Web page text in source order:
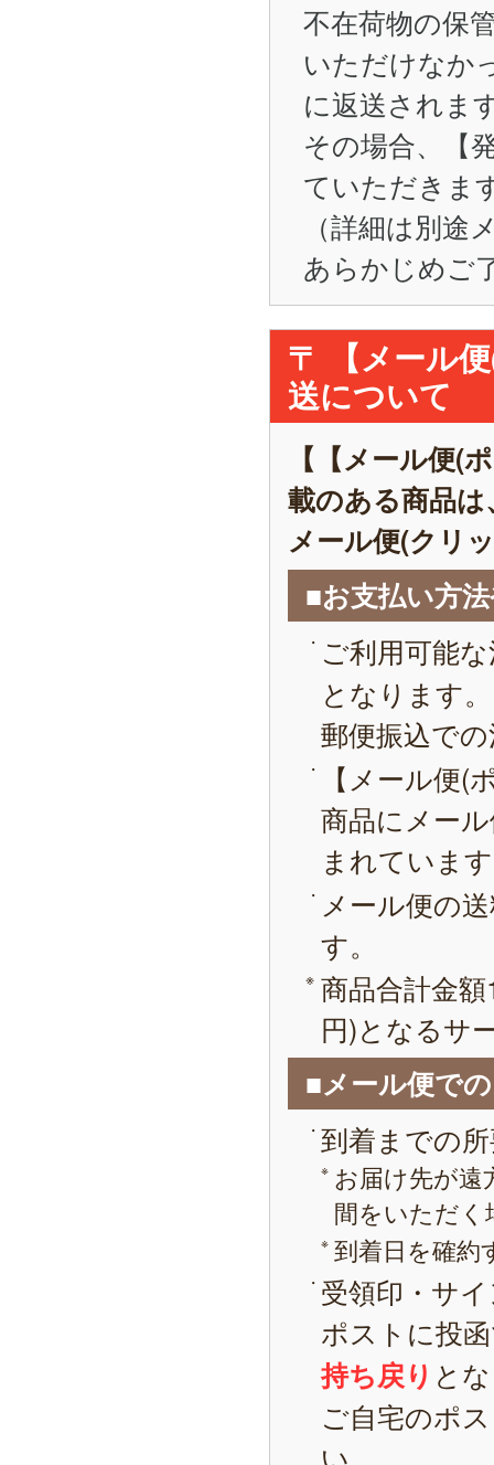
不在荷物の保
いただけなか
に返送されま
その場合、【
ていただきま
（詳細は別
あらかじめご
〒 【メール
送について
【【メール便(
載のある商品
メール便(クリ
■お支払い方
ご利用可能
となります。
郵便振込で
【メール便(
商品にメー
まれていま
メール便の
す。
商品合計金
円)となるサ
■メール便で
到着までの
お届け先が遠
間をいただ
到着日を確約
受領印・サ
ポストに投
持ち戻り と
ご自宅のポ
い。